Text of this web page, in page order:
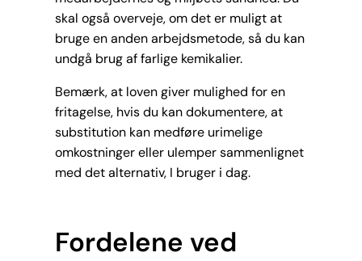
skal også overveje, om det er muligt at
bruge en anden arbejdsmetode, så du kan
undgå brug af farlige kemikalier.
Bemærk, at loven giver mulighed for en
fritagelse, hvis du kan dokumentere, at
substitution kan medføre urimelige
omkostninger eller ulemper sammenlignet
med det alternativ, I bruger i dag.
Fordelene ved